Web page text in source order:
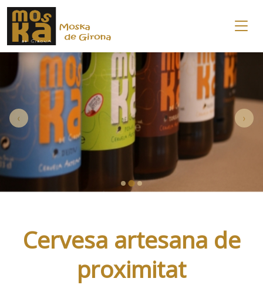
‹ ›
Cervesa artesana de
proximitat